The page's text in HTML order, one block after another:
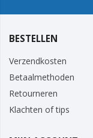
BESTELLEN
Verzendkosten
Betaalmethoden
Retourneren
Klachten of tips